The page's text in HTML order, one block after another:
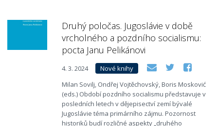
Druhý poločas. Jugoslávie v době
vrcholného a pozdního socialismu:
pocta Janu Pelikánovi
4. 3. 2024
Nové knihy
Milan Sovilj, Ondřej Vojtěchovský, Boris Mosković
(eds.) Období pozdního socialismu představuje v
posledních letech v dějepisectví zemí bývalé
Jugoslávie téma primárního zájmu. Pozornost
historiků budí rozličné aspekty „druhého